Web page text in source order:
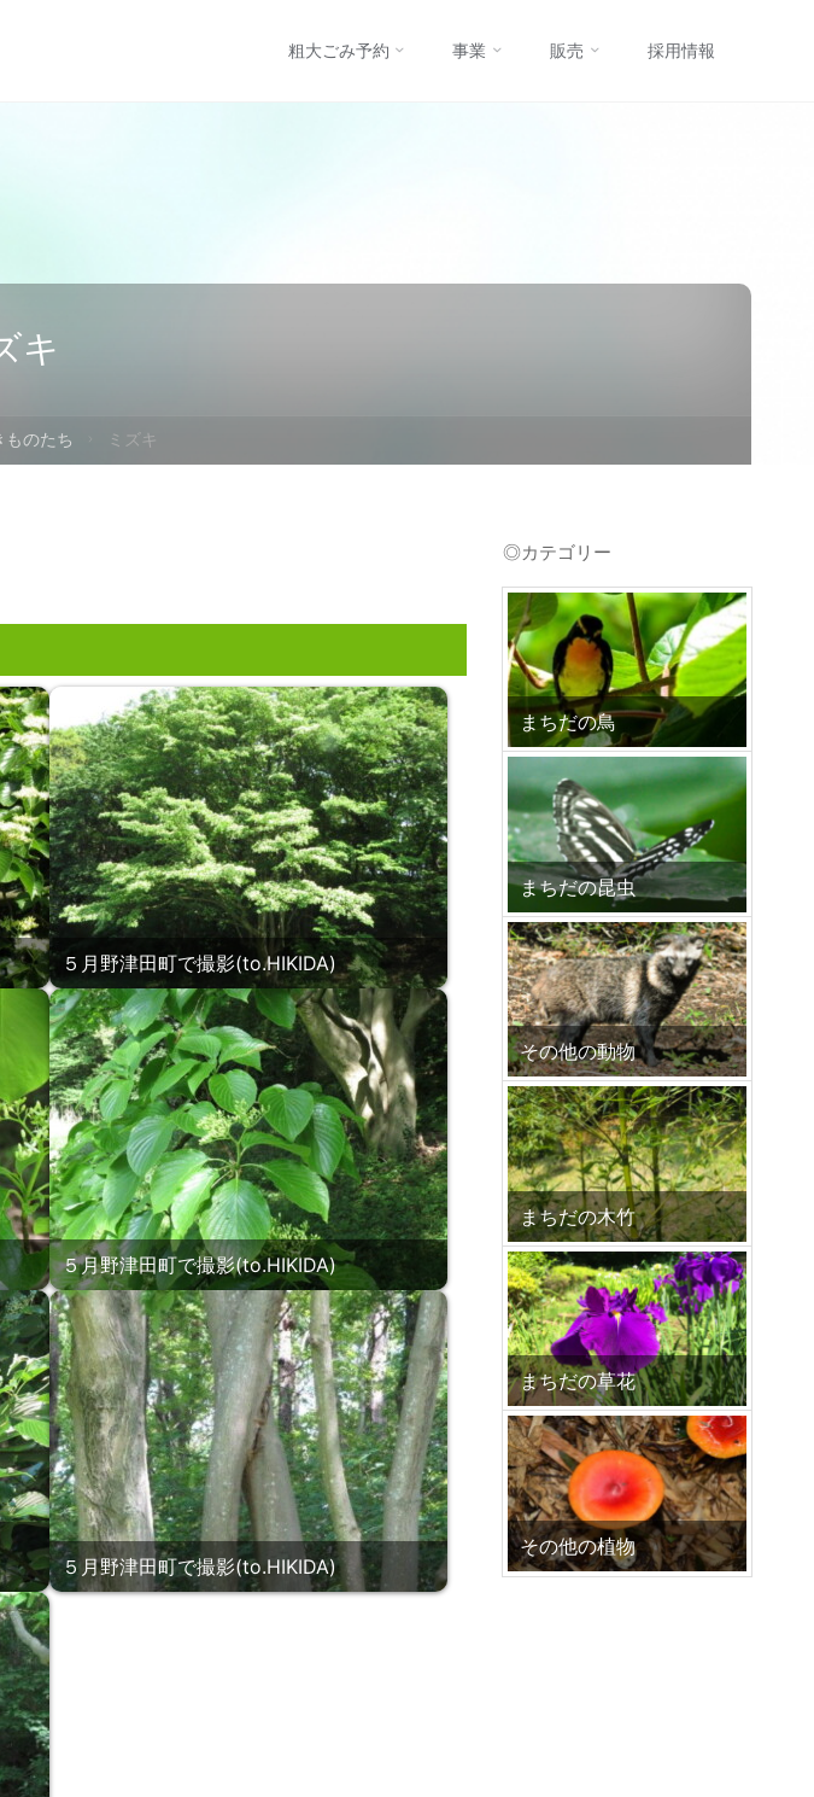
ツ
キ
粗大ごみ予約 事業 販売 採用情報
キ
ものたち ミズキ
５月野津田町で撮影(to.HIKIDA)
５月野津田町で撮影(to.HIKIDA)
５月野津田町で撮影(to.HIKIDA)
◎カテゴリー
まちだの鳥
まちだの昆虫
その他の動物
まちだの木竹
まちだの草花
その他の植物